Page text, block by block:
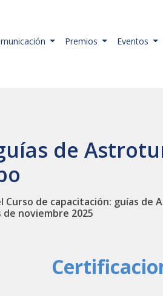
Premios Eventos
de
Curso de capacitación: guías de
noviembre 2025